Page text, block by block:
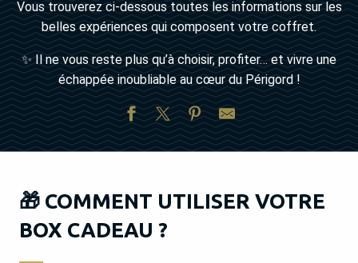
Vous trouverez ci-dessous toutes les informations sur les
belles expériences qui composent votre coffret.
✨ Il ne vous reste plus qu’à choisir, profiter… et vivre une
échappée inoubliable au cœur du Périgord !
🎁 COMMENT UTILISER VOTRE
BOX CADEAU ?